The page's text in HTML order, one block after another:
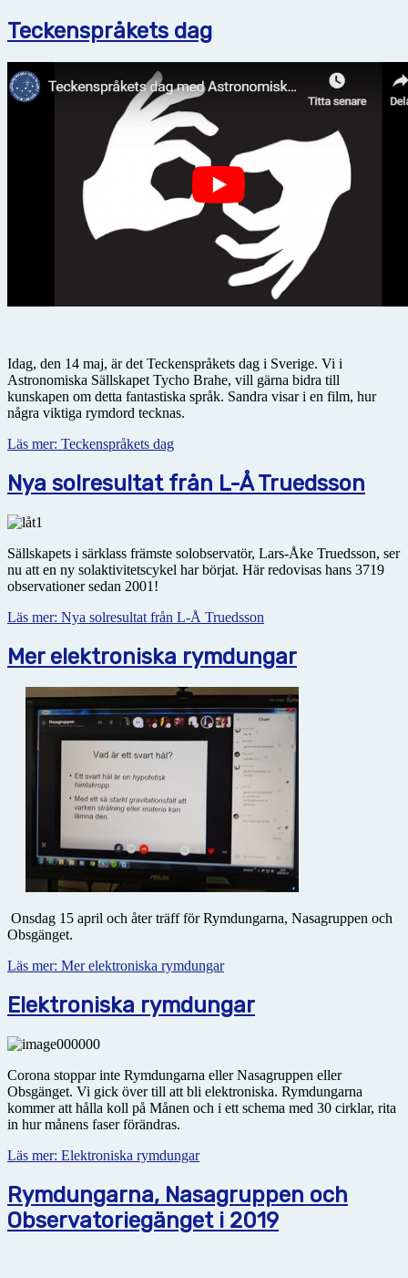
Teckenspråkets dag
Idag, den 14 maj, är det Teckenspråkets dag i Sverige. Vi i
Astronomiska Sällskapet Tycho Brahe, vill gärna bidra till
kunskapen om detta fantastiska språk. Sandra visar i en film, hur
några viktiga rymdord tecknas.
Läs mer: Teckenspråkets dag
Nya solresultat från L-Å Truedsson
Sällskapets i särklass främste solobservatör, Lars-Åke Truedsson, ser
nu att en ny solaktivitetscykel har börjat. Här redovisas hans 3719
observationer sedan 2001!
Läs mer: Nya solresultat från L-Å Truedsson
Mer elektroniska rymdungar
Onsdag 15 april och åter träff för Rymdungarna, Nasagruppen och
Obsgänget.
Läs mer: Mer elektroniska rymdungar
Elektroniska rymdungar
Corona stoppar inte Rymdungarna eller Nasagruppen eller
Obsgänget. Vi gick över till att bli elektroniska. Rymdungarna
kommer att hålla koll på Månen och i ett schema med 30 cirklar, rita
in hur månens faser förändras.
Läs mer: Elektroniska rymdungar
Rymdungarna, Nasagruppen och
Observatoriegänget i 2019